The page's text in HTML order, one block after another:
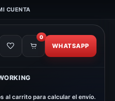
CUENTA
0
WHATSAPP
al carrito para calcular el envío.